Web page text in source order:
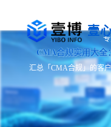
壹
CMA合规实用大全
汇总「CMA合规」的客